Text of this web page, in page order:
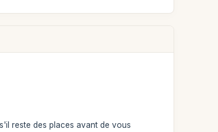
reste des places avant de vous